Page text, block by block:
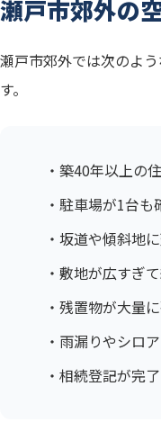
瀬戸市郊外の
瀬戸市郊外では次のよ
す。
・築40年以上の
・駐車場が1台
・坂道や傾斜地
・敷地が広すぎ
・残置物が大量
・雨漏りやシロ
・相続登記が完